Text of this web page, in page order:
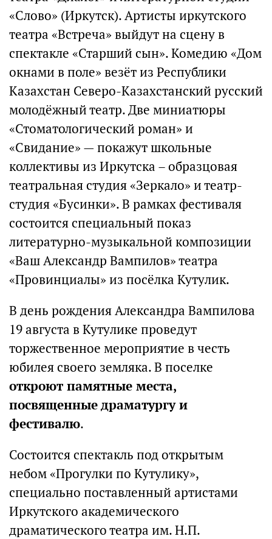
«Слово» (Иркутск). Артисты иркутского
театра «Встреча» выйдут на сцену в
спектакле «Старший сын». Комедию «Дом
окнами в поле» везёт из Республики
Казахстан Северо-Казахстанский русский
молодёжный театр. Две миниатюры
«Стоматологический роман» и
«Свидание» — покажут школьные
коллективы из Иркутска – образцовая
театральная студия «Зеркало» и театр-
студия «Бусинки». В рамках фестиваля
состоится специальный показ
литературно-музыкальной композиции
«Ваш Александр Вампилов» театра
«Провинциалы» из посёлка Кутулик.
В день рождения Александра Вампилова
19 августа в Кутулике проведут
торжественное мероприятие в честь
юбилея своего земляка. В поселке
откроют памятные места,
посвященные драматургу и
фестивалю.
Состоится спектакль под открытым
небом «Прогулки по Кутулику»,
специально поставленный артистами
Иркутского академического
драматического театра им. Н.П.